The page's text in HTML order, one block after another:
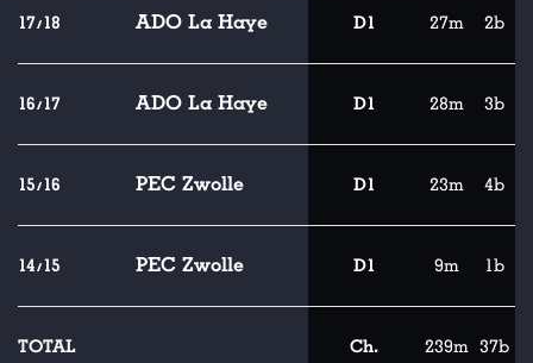
17/18 ADO La Haye D1 27m 2b
16/17 ADO La Haye D1 28m 3b
15/16 PEC Zwolle D1 23m 4b
14/15 PEC Zwolle D1 9m 1b
TOTAL Ch. 239m 37b